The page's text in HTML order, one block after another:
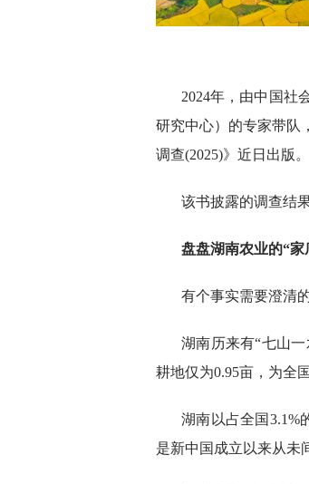
2024年，由中国社
研究中心）的专家带队
调查(2025)》近日出版。
该书披露的调查结
盘盘湖南农业的“家
有个事实需要澄清
湖南历来有“七山
耕地仅为0.95亩，为全
湖南以占全国3.1%
是新中国成立以来从未